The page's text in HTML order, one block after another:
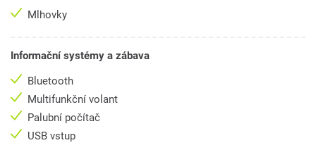
Mlhovky
Informační systémy a zábava
Bluetooth
Multifunkční volant
Palubní počítač
USB vstup